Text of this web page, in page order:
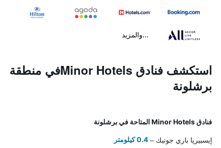
...والمزيد
استكشف فنادق Minor Hotelsفي منطقة
برشلونة
فنادق Minor Hotels المتاحة في برشلونة
إيسبيريا باري جوتيك 0.4 كيلومتر